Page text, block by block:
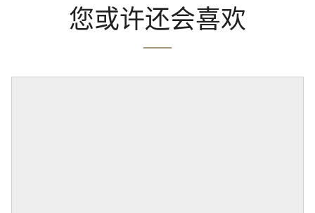
您或许还会喜欢